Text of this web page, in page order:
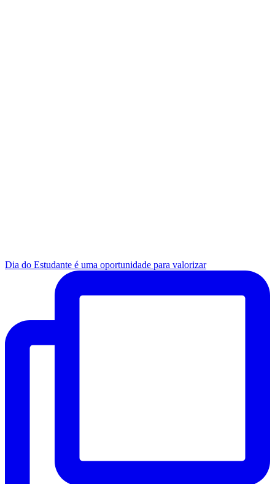
Dia do Estudante é uma oportunidade para valorizar